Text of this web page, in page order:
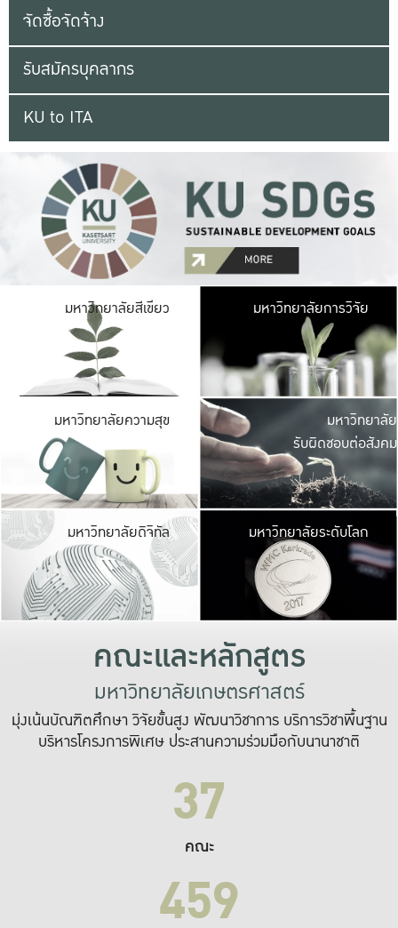
จัดซื้อจัดจ้าง
รับสมัครบุคลากร
KU to ITA
มหาวิทยาลัยสีเขียว มหาวิ
มีพื้นที่เขียวสดใส
เป็นป่าในเมือง เกษต
มหาวิทยาลัยการวิจัย
มหาวิทยาลัยความสุข มหาวิ
ค
เปิดประ
และพบเรื่องราวใ
มหาวิทยาลัย
รับผิดชอบต่อสังคม
มหาวิทยาลัยดิจิทัล มหาวิ
เปลี่ยนแปลง แล
เพื่อทำง
ระบบสารสนเทศ
มหาวิทยาลัยระดับโลก
คณะและหลักสูตร
มหาวิทยาลัยเกษตรศาสตร์
มุ่งเน้นบัณฑิตศึกษา วิจัยขั้นสูง พัฒนาวิชาการ บริการวิชาพื้นฐาน
บริหารโครงการพิเศษ ประสานความร่วมมือกับนานาชาติ
37
คณะ
459